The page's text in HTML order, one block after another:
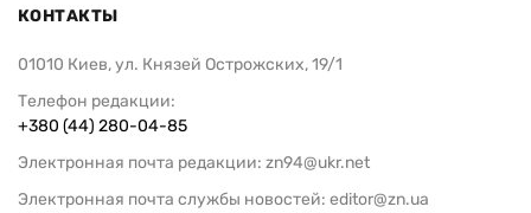
КОНТАКТЫ
01010 Киев, ул. Князей Острожских, 19/1
Телефон редакции:
+380 (44) 280-04-85
Электронная почта редакции: zn94@ukr.net
Электронная почта службы новостей: editor@zn.ua